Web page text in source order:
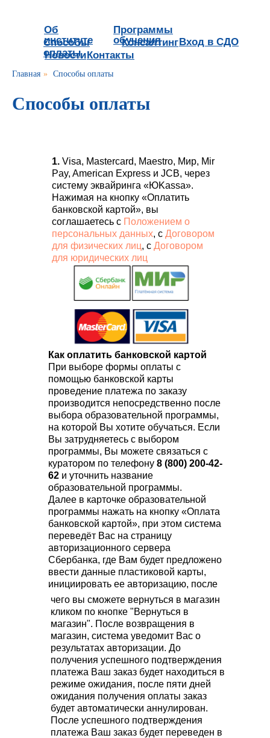
Об
институте
Программы
обучения
Способы
оплаты
Консалтинг
Новости
Вход в СДО
Контакты
Главная » Способы оплаты
Способы оплаты
1. Visa, Mastercard, Maestro, Мир, Mir
Pay, American Express и JCB, через
систему эквайринга «ЮKassa».
Нажимая на кнопку «Оплатить
банковской картой», вы
соглашаетесь с Положением о
персональных данных, с Договором
для физических лиц, с Договором
для юридических лиц
Как оплатить банковской картой
При выборе формы оплаты с
помощью банковской карты
проведение платежа по заказу
производится непосредственно после
выбора образовательной программы,
на которой Вы хотите обучаться. Если
Вы затрудняетесь с выбором
программы, Вы можете связаться с
куратором по телефону 8 (800) 200-42-
62 и уточнить название
образовательной программы.
Далее в карточке образовательной
программы нажать на кнопку «Оплата
банковской картой», при этом система
переведёт Вас на страницу
авторизационного сервера
Сбербанка, где Вам будет предложено
ввести данные пластиковой карты,
инициировать ее авторизацию, после
чего вы сможете вернуться в магазин
кликом по кнопке "Вернуться в
магазин". После возвращения в
магазин, система уведомит Вас о
результатах авторизации. До
получения успешного подтверждения
платежа Ваш заказ будет находиться в
режиме ожидания, после пяти дней
ожидания получения оплаты заказ
будет автоматически аннулирован.
После успешного подтверждения
платежа Ваш заказ будет переведен в